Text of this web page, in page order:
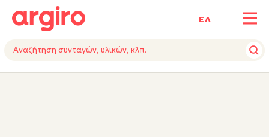
ΕΛ
ΥΛΙΚΑΕΚΤΕΛΕΣΗΕΞΟΠΛΙΣΜΟΣ